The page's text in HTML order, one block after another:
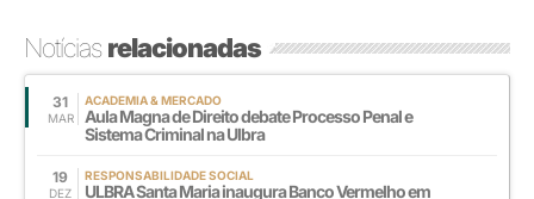
Notíciasrelacionadas
31
MAR
ACADEMIA & MERCADO
Aula Magna de Direito debate Processo Penal e
Sistema Criminal na Ulbra
19
DEZ
RESPONSABILIDADE SOCIAL
ULBRA Santa Maria inaugura Banco Vermelho em